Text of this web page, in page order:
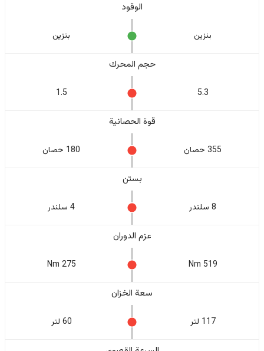
الوقود
بنزين بنزين
حجم المحرك
5.3
1.5
قوة الحصانية
355 حصان 180 حصان
بستن
8 سلندر 4 سلندر
عزم الدوران
519 Nm
275 Nm
سعة الخزان
117 لتر 60 لتر